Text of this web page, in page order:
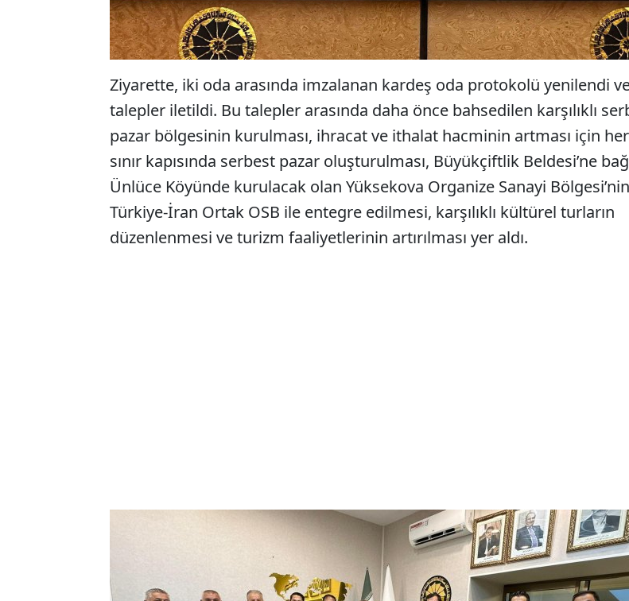
Ziyarette, iki oda arasında imzalanan kardeş oda protokolü yenilendi ve
talepler iletildi. Bu talepler arasında daha önce bahsedilen karşılıklı
pazar bölgesinin kurulması, ihracat ve ithalat hacminin artması için
sınır kapısında serbest pazar oluşturulması, Büyükçiftlik Beldesi’ne
Ünlüce Köyünde kurulacak olan Yüksekova Organize Sanayi
Türkiye-İran Ortak OSB ile entegre edilmesi, karşılıklı kültürel turların
düzenlenmesi ve turizm faaliyetlerinin artırılması yer aldı.